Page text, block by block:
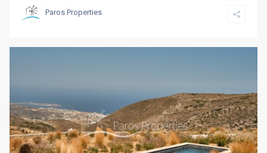
Paros Properties